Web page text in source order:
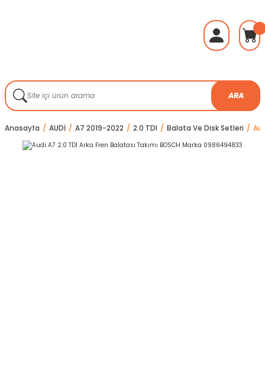
ARA
Anasayfa AUDİ A7 2019-2022 2.0 TDI Balata Ve Disk Setleri